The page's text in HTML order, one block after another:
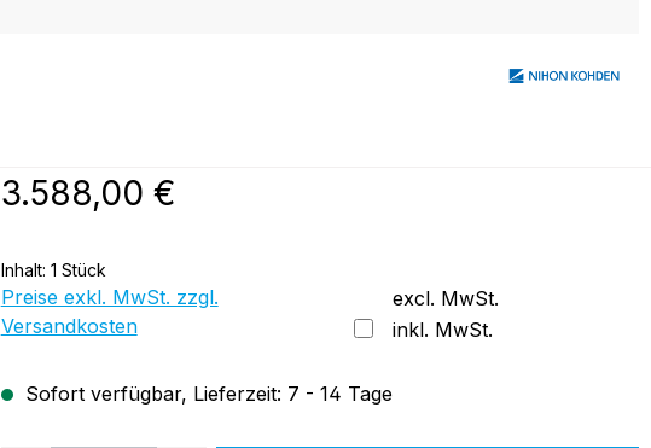
Regulärer Preis:
3.588,00 €
Inhalt: 1 Stück
Preise exkl. MwSt. zzgl.
Versandkosten
excl. MwSt.
inkl. MwSt.
Sofort verfügbar, Lieferzeit: 7 - 14 Tage